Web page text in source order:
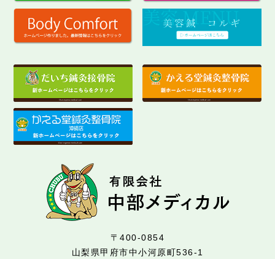
〒400-0854
山梨県甲府市中小河原町536-1